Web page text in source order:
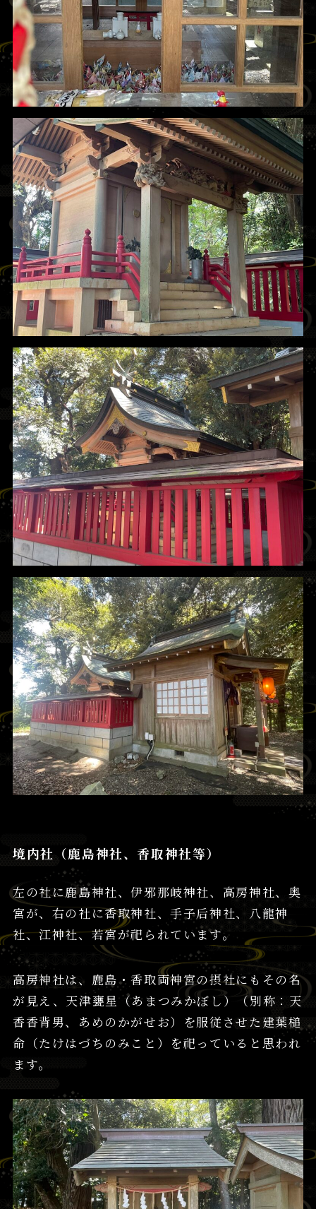
境内社（鹿島神社、香取神社等）
左の社に鹿島神社、伊邪那岐神社、高房神社、奥
宮が、右の社に香取神社、手子后神社、八龍神
社、江神社、若宮が祀られています。
高房神社は、鹿島・香取両神宮の摂社にもその名
が見え、天津甕星（あまつみかぼし）（別称：天
香香背男、あめのかがせお）を服従させた建葉槌
命（たけはづちのみこと）を祀っていると思われ
ます。